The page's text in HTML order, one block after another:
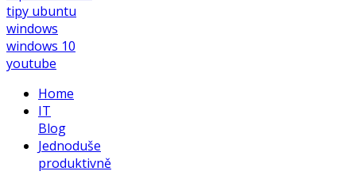
tipy ubuntu
windows
windows 10
youtube
Home
IT
Blog
Jednoduše
produktivně